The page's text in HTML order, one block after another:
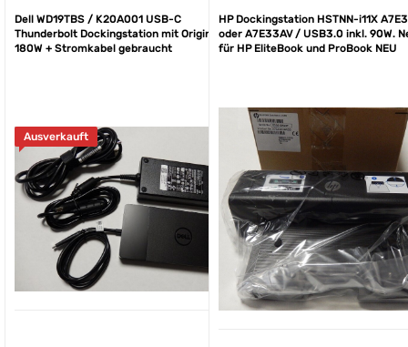
Dell WD19TBS / K20A001 USB-C
Thunderbolt Dockingstation mit Original Dell
180W + Stromkabel gebraucht
Ausverkauft
HP Dockingstation HSTNN-i11X
oder A7E33AV / USB3.0 inkl. 90W.
für HP EliteBook und ProBook NEU